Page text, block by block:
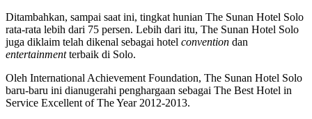
Ditambahkan, sampai saat ini, tingkat hunian The Sunan Hotel Solo
rata-rata lebih dari 75 persen. Lebih dari itu, The Sunan Hotel Solo
juga diklaim telah dikenal sebagai hotel convention dan
entertainmentterbaik di Solo.
Oleh International Achievement Foundation, The Sunan Hotel Solo
baru-baru ini dianugerahi penghargaan sebagai The Best Hotel in
Service Excellent of The Year 2012-2013.